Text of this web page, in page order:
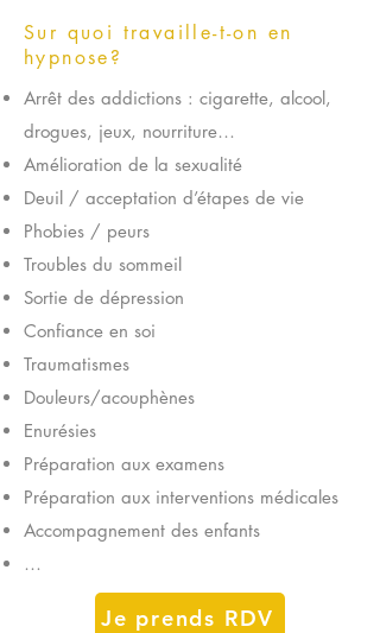
Sur quoi travaille-t-on en
hypnose?
Arrêt des addictions : cigarette, alcool,
drogues, jeux, nourriture…
Amélioration de la sexualité
Deuil / acceptation d’étapes de vie
Phobies / peurs
Troubles du sommeil
Sortie de dépression
Confiance en soi
Traumatismes
Douleurs/acouphènes
Enurésies
Préparation aux examens
Préparation aux interventions médicales
Accompagnement des enfants
…
Je prends RDV